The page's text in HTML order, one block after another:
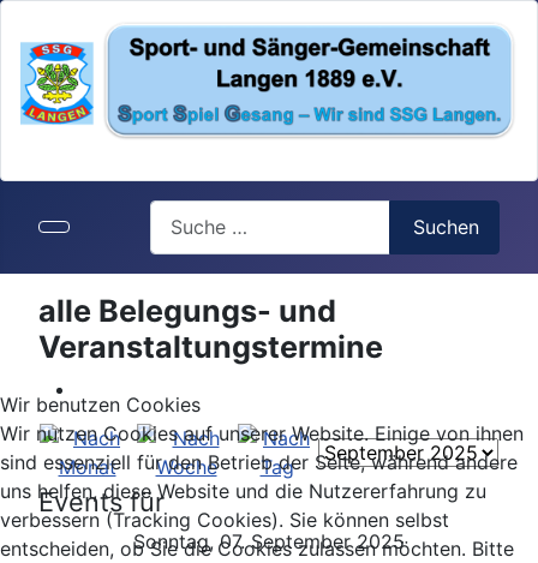
Search
Suchen
alle Belegungs- und
Veranstaltungstermine
Events für
Sonntag, 07. September 2025
Wir benutzen Cookies
Wir nutzen Cookies auf unserer Website. Einige von ihnen
sind essenziell für den Betrieb der Seite, während andere
uns helfen, diese Website und die Nutzererfahrung zu
verbessern (Tracking Cookies). Sie können selbst
entscheiden, ob Sie die Cookies zulassen möchten. Bitte